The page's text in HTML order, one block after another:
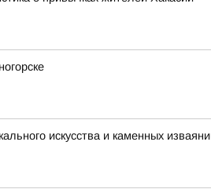
искусства и каменных